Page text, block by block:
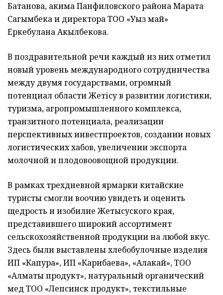
Батанова, акима Панфиловского района Марата
Сагымбека и директора ТОО «Уыз май»
Еркебулана Акылбекова.
В поздравительной речи каждый из них отметил
новый уровень международного сотрудничества
между двумя государствами, огромный
потенциал области Жетісу в развитии логистики,
туризма, агропромышленного комплекса,
транзитного потенциала, реализации
перспективных инвестпроектов, создании новых
логистических хабов, увеличении экспорта
молочной и плодовоовощной продукции.
В рамках трехдневной ярмарки китайские
туристы смогли воочию увидеть и оценить
щедрость и изобилие Жетысуского края,
представившего широкий ассортимент
сельскохозяйственной продукции на любой вкус.
Здесь были выставлены хлебобулочные изделия
ИП «Капура», ИП «Карибаева», «Алакай», ТОО
«Алматы продукт», натуральный органический
мед ТОО «Лепсинск продукт», текстильные